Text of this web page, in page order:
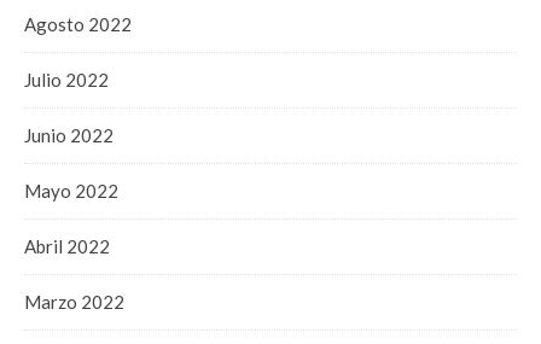
Agosto 2022
Julio 2022
Junio 2022
Mayo 2022
Abril 2022
Marzo 2022